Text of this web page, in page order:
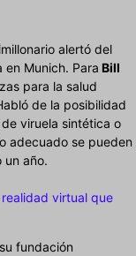
alertó del
en Munich. Para Bill
para la salud
de la posibilidad
viruela sintética o
adecuado se pueden
un año.
virtual que
fundación